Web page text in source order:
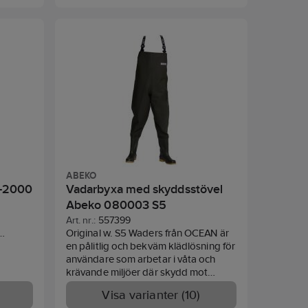
2000
ABEKO
Vadarbyxa med skyddsstövel
Abeko 080003 S5
Art. nr.: 557399
Original w. S5 Waders från OCEAN är
en pålitlig och bekväm klädlösning för
användare som arbetar i våta och
krävande miljöer där skydd mot
vatten och smuts behövs.
Kombinationen av waders och
Visa varianter (10)